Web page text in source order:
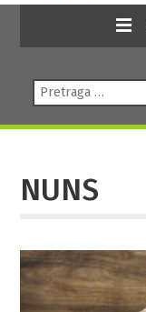
Pretraga:
NUNS